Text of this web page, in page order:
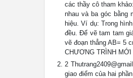
các thầy cô tham
nhau và ba góc bằng
hiệu. Ví dụ: Trong
đều. Để vẽ tam tam
vẽ đoạn thẳng AB= 5
CHƯƠNG TRÌNH MỚI
2
giao điểm của hai